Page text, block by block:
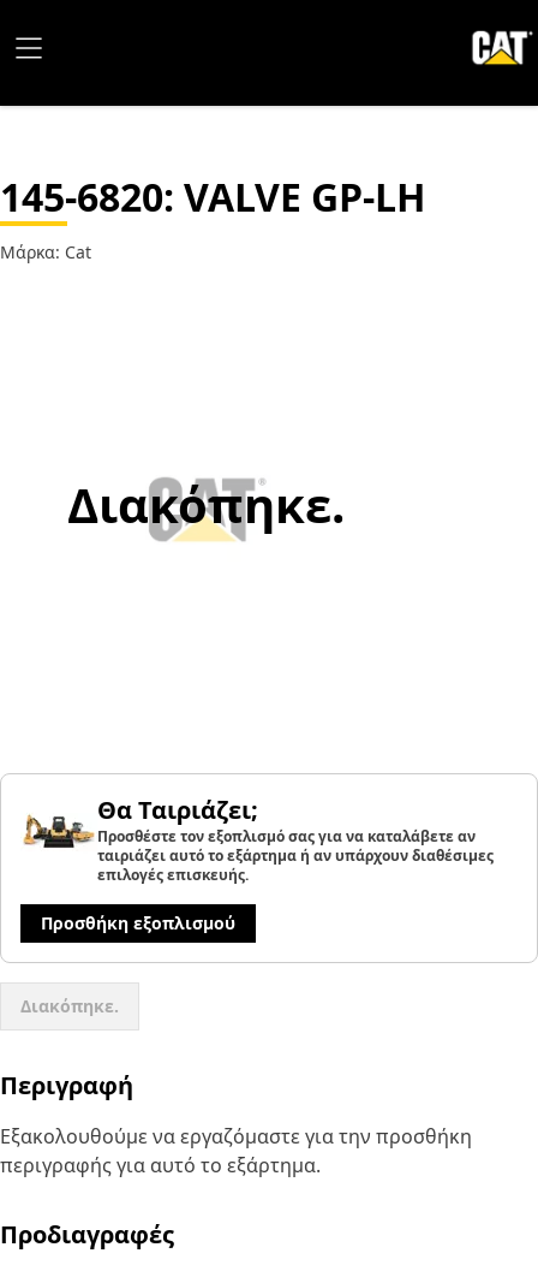
145-6820: VALVE GP-LH
Μάρκα: Cat
Διακόπηκε.
Θα Ταιριάζει;
Προσθέστε τον εξοπλισμό σας για να καταλάβετε αν
ταιριάζει αυτό το εξάρτημα ή αν υπάρχουν διαθέσιμες
επιλογές επισκευής.
Προσθήκη εξοπλισμού
Διακόπηκε.
Περιγραφή
Εξακολουθούμε να εργαζόμαστε για την προσθήκη
περιγραφής για αυτό το εξάρτημα.
Προδιαγραφές